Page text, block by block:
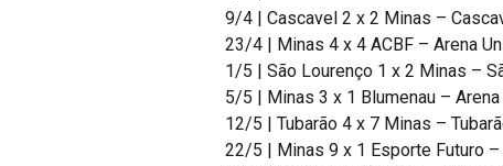
9/4 | Cascavel 2 x 2 Minas –
23/4 | Minas 4 x 4 ACBF – Arena
1/5 | São Lourenço 1 x 2 Minas –
5/5 | Minas 3 x 1 Blumenau – Arena
12/5 | Tubarão 4 x 7 Minas –
22/5 | Minas 9 x 1 Esporte Futuro –